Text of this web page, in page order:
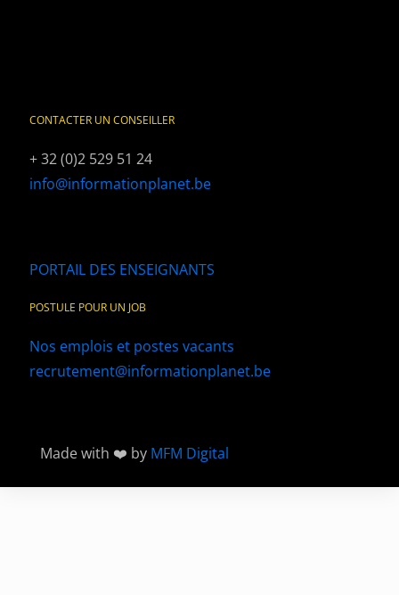
CONTACTER UN CONSEILLER
+ 32 (0)2 529 51 24
info@informationplanet.be
PORTAIL DES ENSEIGNANTS
POSTULE POUR UN JOB
Nos emplois et postes vacants
recrutement@informationplanet.be
Made with ❤️ by MFM Digital